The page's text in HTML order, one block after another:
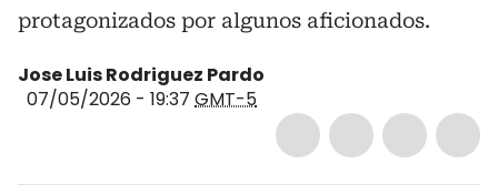
protagonizados por algunos aficionados.
Jose Luis Rodriguez Pardo
07/05/2026 - 19:37 GMT-5